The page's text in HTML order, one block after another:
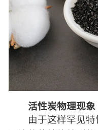
活性炭物理现象
由于这样罕见特